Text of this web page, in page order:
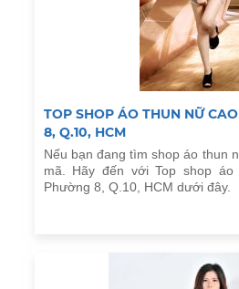
TOP SHOP ÁO THUN NỮ
8, Q.10, HCM
Nếu bạn đang tìm shop áo thun
mã. Hãy đến với Top shop
Phường 8, Q.10, HCM dưới đây.